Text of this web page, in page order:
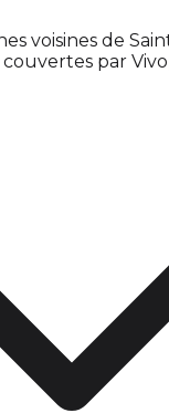
voisines de
par